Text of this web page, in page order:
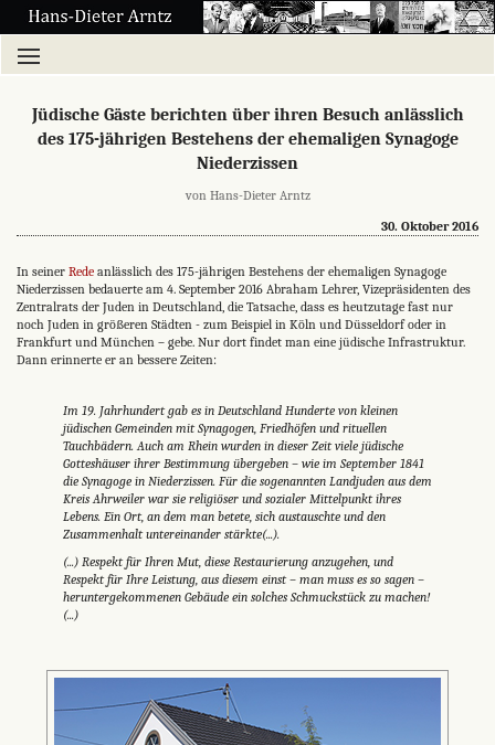
Jüdische Gäste berichten über ihren Besuch anlässlich
des 175-jährigen Bestehens der ehemaligen Synagoge
Niederzissen
von Hans-Dieter Arntz
30. Oktober 2016
In seiner Rede anlässlich des 175-jährigen Bestehens der ehemaligen Synagoge
Niederzissen bedauerte am 4. September 2016 Abraham Lehrer, Vizepräsidenten des
Zentralrats der Juden in Deutschland, die Tatsache, dass es heutzutage fast nur
noch Juden in größeren Städten - zum Beispiel in Köln und Düsseldorf oder in
Frankfurt und München – gebe. Nur dort findet man eine jüdische Infrastruktur.
Dann erinnerte er an bessere Zeiten:
Im 19. Jahrhundert gab es in Deutschland Hunderte von kleinen
jüdischen Gemeinden mit Synagogen, Friedhöfen und rituellen
Tauchbädern. Auch am Rhein wurden in dieser Zeit viele jüdische
Gotteshäuser ihrer Bestimmung übergeben – wie im September 1841
die Synagoge in Niederzissen. Für die sogenannten Landjuden aus dem
Kreis Ahrweiler war sie religiöser und sozialer Mittelpunkt ihres
Lebens. Ein Ort, an dem man betete, sich austauschte und den
Zusammenhalt untereinander stärkte(...).
(...) Respekt für Ihren Mut, diese Restaurierung anzugehen, und
Respekt für Ihre Leistung, aus diesem einst – man muss es so sagen –
heruntergekommenen Gebäude ein solches Schmuckstück zu machen!
(...)